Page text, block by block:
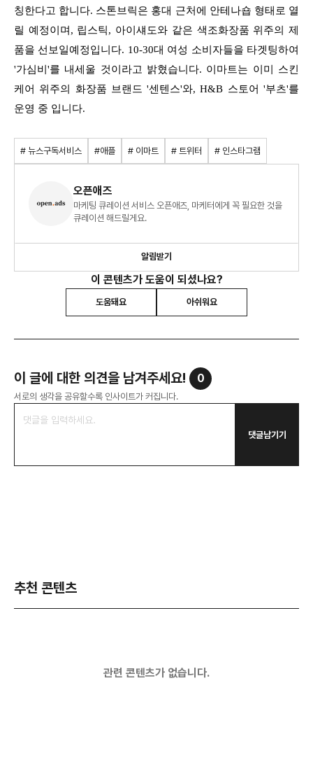
칭한다고 합니다. 스톤브릭은 홍대 근처에 안테나숍 형태로 열
릴 예정이며, 립스틱, 아이섀도와 같은 색조화장품 위주의 제
품을 선보일예정입니다. 10-30대 여성 소비자들을 타겟팅하여
'가심비'를 내세울 것이라고 밝혔습니다. 이마트는 이미 스킨
케어 위주의 화장품 브랜드 '센텐스'와, H&B 스토어 '부츠'를
운영 중 입니다.
# 뉴스구독서비스 #애플 # 이마트 # 트위터 # 인스타그램
오픈애즈
마케팅 큐레이션 서비스 오픈애즈, 마케터에게 꼭 필요한 것을
큐레이션 해드릴게요.
알림받기
이 콘텐츠가 도움이 되셨나요?
도움돼요 아쉬워요
이 글에 대한 의견을 남겨주세요! 0
서로의 생각을 공유할수록 인사이트가 커집니다.
댓글남기기
추천 콘텐츠
관련 콘텐츠가 없습니다.